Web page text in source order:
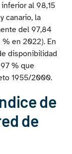
al 98,15
canario, la
del 97,84
en 2022). En
disponibilidad
% que
1955/2000.
de
de